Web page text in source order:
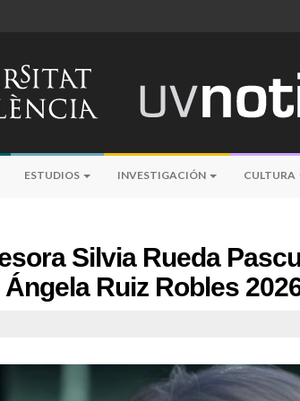
ESTUDIOS INVESTIGACIÓN CULTURA
Silvia Rueda
Ruiz Robles